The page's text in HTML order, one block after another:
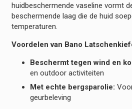
huidbeschermende vaseline vormt
beschermende laag die de huid
temperaturen.
Voordelen van Bano
Beschermt tegen wind en
en outdoor activiteiten
Met echte bergsparolie:
geurbeleving